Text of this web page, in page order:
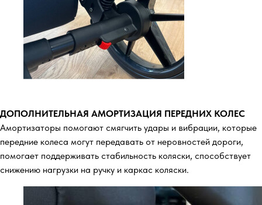
ДОПОЛНИТЕЛЬНАЯ АМОРТИЗАЦИЯ ПЕРЕДНИХ КОЛЕС
Амортизаторы помогают смягчить удары и вибрации, которые
передние колеса могут передавать от неровностей дороги,
помогает поддерживать стабильность коляски, способствует
снижению нагрузки на ручку и каркас коляски.